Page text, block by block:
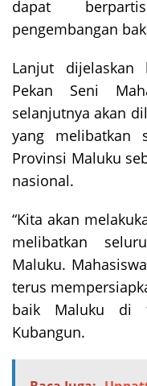
dapat
pengembangan
Lanjut dijelaskan
Pekan Seni
selanjutnya akan
yang melibatkan
Provinsi Maluku
nasional.
“Kita akan
melibatkan
Maluku.
terus
baik Maluku di
Kubangun.